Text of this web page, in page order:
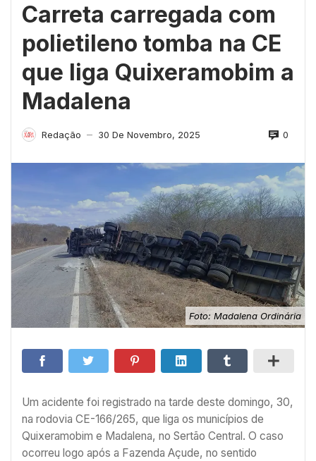
Carreta carregada com
polietileno tomba na CE
que liga Quixeramobim a
Madalena
Redação — 30 De Novembro, 2025 0
Foto: Madalena Ordinária
Um acidente foi registrado na tarde deste domingo, 30,
na rodovia CE-166/265, que liga os municípios de
Quixeramobim e Madalena, no Sertão Central. O caso
ocorreu logo após a Fazenda Açude, no sentido